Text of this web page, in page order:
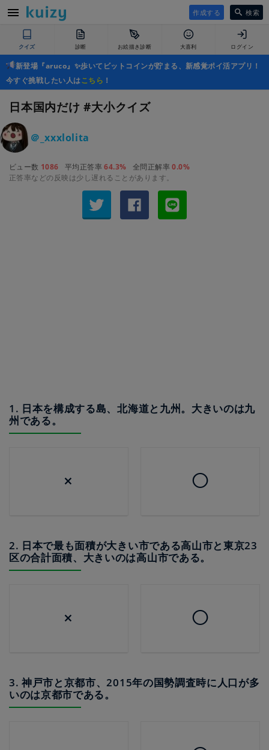
作成する 検索
クイズ 診断 お絵描き診断 大喜利 ログイン
新登場『aruco』✨歩いてビットコインが貯まる、新感覚ポイ活アプリ！
今すぐ挑戦したい人はこちら ！
日本国内だけ #大小クイズ
＠_xxxlolita
ビュー数 1086 平均正答率64.3% 全問正解率0.0%
正答率などの反映は少し遅れることがあります。
1. 日本を構成する島、北海道と九州。大きいのは九
州である。
× ◯
2. 日本で最も面積が大きい市である高山市と東京23
区の合計面積、大きいのは高山市である。
× ◯
3. 神戸市と京都市、2015年の国勢調査時に人口が多
いのは京都市である。